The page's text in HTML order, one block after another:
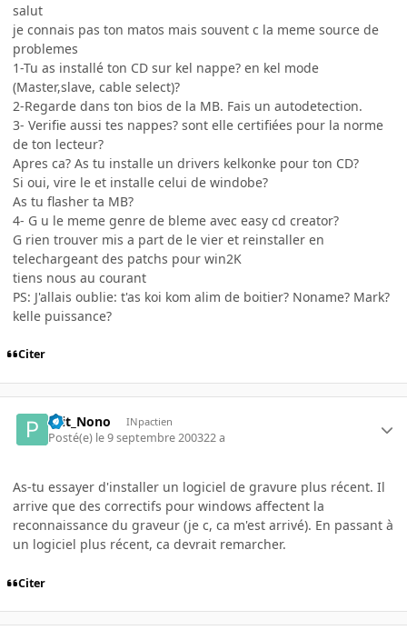
salut
je connais pas ton matos mais souvent c la meme source de
problemes
1-Tu as installé ton CD sur kel nappe? en kel mode
(Master,slave, cable select)?
2-Regarde dans ton bios de la MB. Fais un autodetection.
3- Verifie aussi tes nappes? sont elle certifiées pour la norme
de ton lecteur?
Apres ca? As tu installe un drivers kelkonke pour ton CD?
Si oui, vire le et installe celui de windobe?
As tu flasher ta MB?
4- G u le meme genre de bleme avec easy cd creator?
G rien trouver mis a part de le vier et reinstaller en
telechargeant des patchs pour win2K
tiens nous au courant
PS: J'allais oublie: t'as koi kom alim de boitier? Noname? Mark?
kelle puissance?
Citer
Ptit_Nono INpactien
Posté(e) le 9 septembre 200322 a
As-tu essayer d'installer un logiciel de gravure plus récent. Il
arrive que des correctifs pour windows affectent la
reconnaissance du graveur (je c, ca m'est arrivé). En passant à
un logiciel plus récent, ca devrait remarcher.
Citer